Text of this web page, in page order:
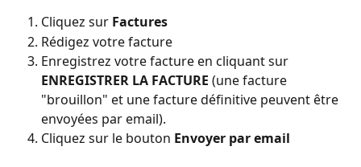
Cliquez sur Factures
Rédigez votre facture
Enregistrez votre facture en cliquant sur
ENREGISTRER LA FACTURE (une facture
"brouillon" et une facture définitive peuvent être
envoyées par email).
Cliquez sur le bouton Envoyer par email